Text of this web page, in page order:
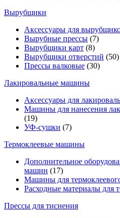
Вырубщики
Аксессуары для
Вырубные прессы (7)
Вырубщики карт (8)
Вырубщики отверстий (50)
Прессы валковые (30)
Лакировальные машины
Аксессуары для
Машины для нанесения
(19)
УФ-сушки (7)
Термоклеевые машины
Дополнительное
машин (17)
Машины для
Расходные материалы для
Прессы для тиснения